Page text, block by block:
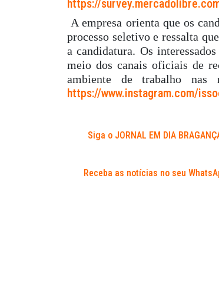
https://
A empresa orienta que os
processo seletivo e ressalta
a candidatura. Os
meio dos canais oficiais de
ambiente de trabalho nas
https://www.instagram.com/
Siga o JORNAL EM DIA
Receba as notícias no seu